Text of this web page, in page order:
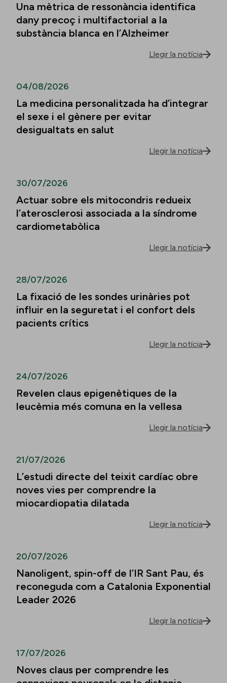
Una mètrica de ressonància identifica
dany precoç i multifactorial a la
substància blanca en l’Alzheimer
Llegir la notícia
04/08/2026
La medicina personalitzada ha d’integrar
el sexe i el gènere per evitar
desigualtats en salut
Llegir la notícia
30/07/2026
Actuar sobre els mitocondris redueix
l’aterosclerosi associada a la síndrome
cardiometabòlica
Llegir la notícia
28/07/2026
La fixació de les sondes urinàries pot
influir en la seguretat i el confort dels
pacients crítics
Llegir la notícia
24/07/2026
Revelen claus epigenètiques de la
leucèmia més comuna en la vellesa
Llegir la notícia
21/07/2026
L’estudi directe del teixit cardíac obre
noves vies per comprendre la
miocardiopatia dilatada
Llegir la notícia
20/07/2026
Nanoligent, spin-off de l’IR Sant Pau, és
reconeguda com a Catalonia Exponential
Leader 2026
Llegir la notícia
17/07/2026
Noves claus per comprendre les